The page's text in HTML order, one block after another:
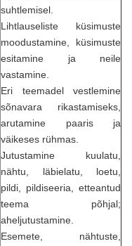
suhtlemisel.
Lihtlauseliste küsimuste
moodustamine, küsimuste
esitamine ja neile
vastamine.
Eri teemadel vestlemine
sõnavara rikastamiseks,
arutamine paaris ja
väikeses rühmas.
Jutustamine kuulatu,
nähtu, läbielatu, loetu,
pildi, pildiseeria, etteantud
teema põhjal;
aheljutustamine.
Esemete, nähtuste,